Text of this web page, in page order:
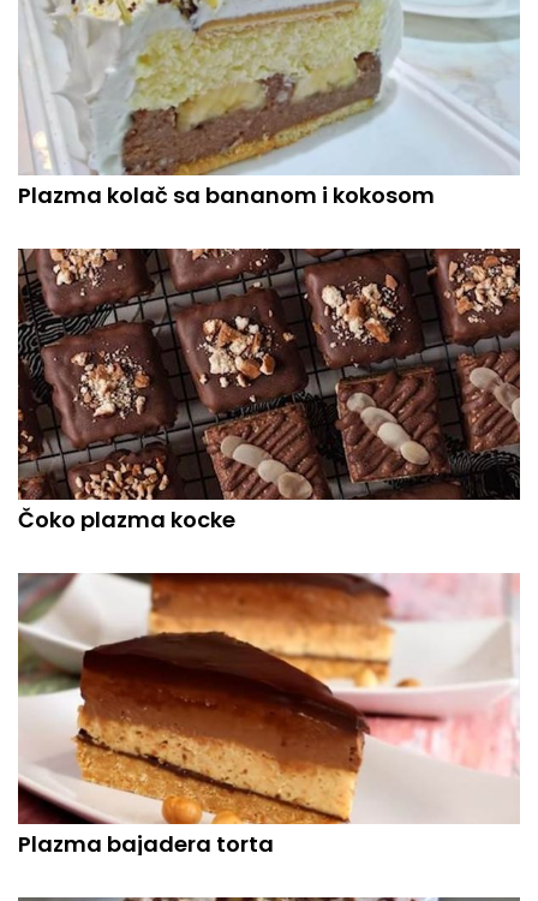
Plazma kolač sa bananom i kokosom
Čoko plazma kocke
Plazma bajadera torta